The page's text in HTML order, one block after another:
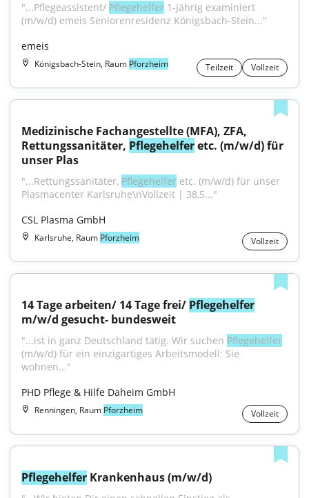
"...Pflegeassistent/ Pflegehelfer 1-jährig examiniert
(m/w/d) emeis Seniorenresidenz Königsbach-Stein..."
emeis
Königsbach-Stein, Raum Pforzheim Teilzeit Vollzeit
Medizinische Fachangestellte (MFA), ZFA,
Rettungssanitäter, Pflegehelfer etc. (m/w/d) für
unser Plas
"...Rettungssanitäter, Pflegehelfer etc. (m/w/d) für unser
Plasmacenter Karlsruhe\nVollzeit | 38,5..."
CSL Plasma GmbH
Karlsruhe, Raum Pforzheim Vollzeit
14 Tage arbeiten/ 14 Tage frei/ Pflegehelfer
m/w/d gesucht- bundesweit
"...ist in ganz Deutschland tätig. Wir suchen Pflegehelfer
(m/w/d) für ein einzigartiges Arbeitsmodell: Sie
wohnen..."
PHD Pflege & Hilfe Daheim GmbH
Renningen, Raum Pforzheim Vollzeit
Pflegehelfer Krankenhaus (m/w/d)